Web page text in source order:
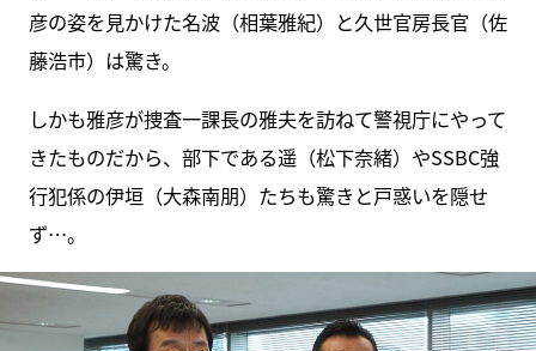
彦の姿を見かけた名波（相葉雅紀）と久世官房長官（佐
藤浩市）は驚き。
しかも雅彦が捜査一課長の雅夫を訪ねて警視庁にやって
きたものだから、部下である遥（松下奈緒）やSSBC強
行犯係の伊垣（大森南朋）たちも驚きと戸惑いを隠せ
ず…。